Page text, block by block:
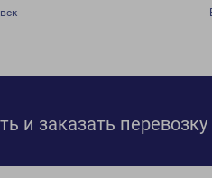
и заказать перевозку